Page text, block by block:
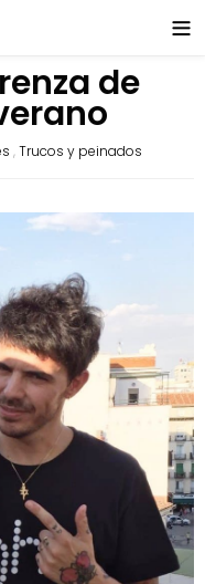
de
, Trucos y peinados